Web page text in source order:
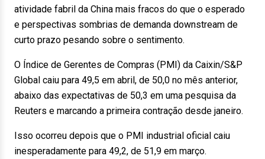
atividade fabril da China mais fracos do que o esperado
e perspectivas sombrias de demanda downstream de
curto prazo pesando sobre o sentimento.
O Índice de Gerentes de Compras (PMI) da Caixin/S&P
Global caiu para 49,5 em abril, de 50,0 no mês anterior,
abaixo das expectativas de 50,3 em uma pesquisa da
Reuters e marcando a primeira contração desde janeiro.
Isso ocorreu depois que o PMI industrial oficial caiu
inesperadamente para 49,2, de 51,9 em março.